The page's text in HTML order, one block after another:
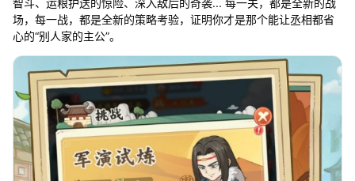
场，每一战，都是全新的策略考验，证明你才是那个能让丞相都省
心的“别人家的主公”。